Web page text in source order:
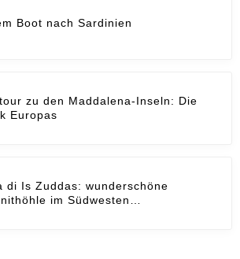
Boot nach Sardinien
zu den Maddalena-Inseln: Die
Europas
di Is Zuddas: wunderschöne
im Südwesten…